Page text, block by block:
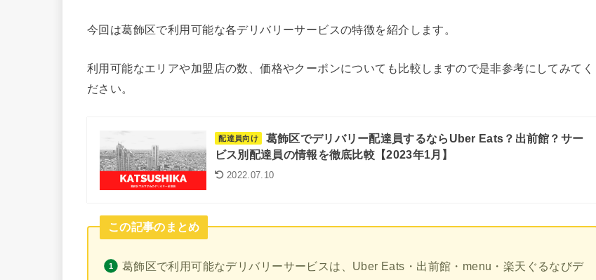
今回は葛飾区で利用可能な各デリバリーサービスの特徴を紹介します。
利用可能なエリアや加盟店の数、価格やクーポンについても比較しますので是非参考にしてみてく
ださい。
配達員向け
葛飾区でデリバリー配達員するならUber Eats？出前館？サー
ビス別配達員の情報を徹底比較【2023年1月】
2022.07.10
この記事のまとめ
葛飾区で利用可能なデリバリーサービスは、Uber Eats・出前館・menu・楽天ぐるなびデ